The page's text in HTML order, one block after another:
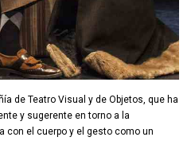
de Teatro Visual y de Objetos, que ha
y sugerente en torno a la
con el cuerpo y el gesto como un